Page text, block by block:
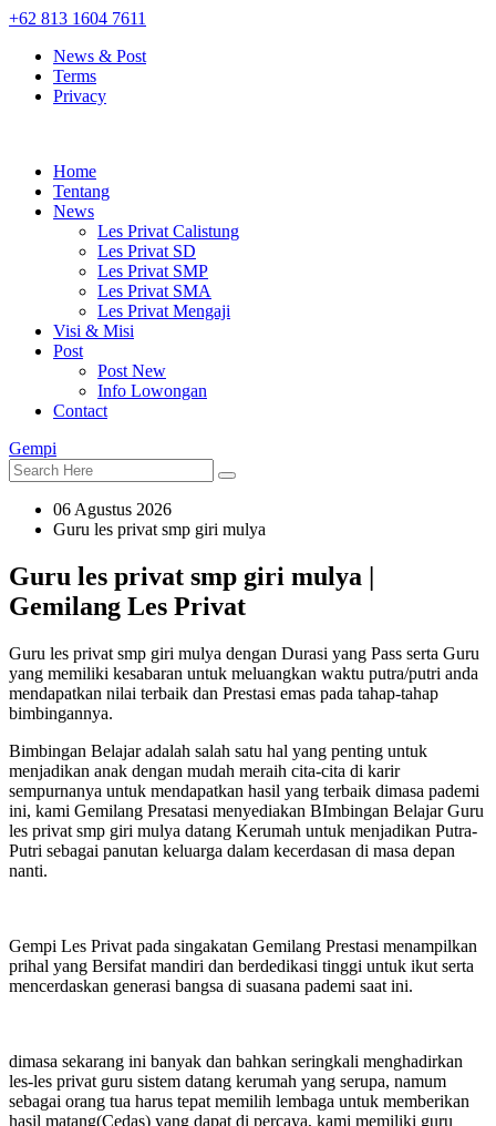
+62 813 1604 7611
News & Post
Terms
Privacy
Home
Tentang
News
Les Privat Calistung
Les Privat SD
Les Privat SMP
Les Privat SMA
Les Privat Mengaji
Visi & Misi
Post
Post New
Info Lowongan
Contact
Gempi
06 Agustus 2026
Guru les privat smp giri mulya
Guru les privat smp giri mulya |
Gemilang Les Privat
Guru les privat smp giri mulya dengan Durasi yang Pass serta Guru
yang memiliki kesabaran untuk meluangkan waktu putra/putri anda
mendapatkan nilai terbaik dan Prestasi emas pada tahap-tahap
bimbingannya.
Bimbingan Belajar adalah salah satu hal yang penting untuk
menjadikan anak dengan mudah meraih cita-cita di karir
sempurnanya untuk mendapatkan hasil yang terbaik dimasa pademi
ini, kami Gemilang Presatasi menyediakan BImbingan Belajar Guru
les privat smp giri mulya datang Kerumah untuk menjadikan Putra-
Putri sebagai panutan keluarga dalam kecerdasan di masa depan
nanti.
Gempi Les Privat pada singakatan Gemilang Prestasi menampilkan
prihal yang Bersifat mandiri dan berdedikasi tinggi untuk ikut serta
mencerdaskan generasi bangsa di suasana pademi saat ini.
dimasa sekarang ini banyak dan bahkan seringkali menghadirkan
les-les privat guru sistem datang kerumah yang serupa, namum
sebagai orang tua harus tepat memilih lembaga untuk memberikan
hasil matang(Cedas) yang dapat di percaya, kami memiliki guru